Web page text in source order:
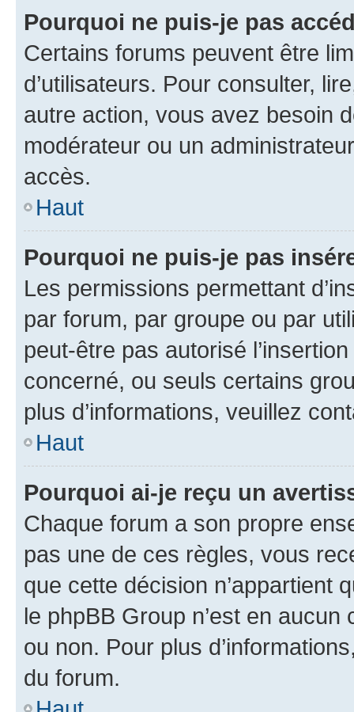
Pourquoi ne puis-je pas
Certains forums peuvent être
d’utilisateurs. Pour consulter,
autre action, vous avez besoin
modérateur ou un
accès.
Haut
Pourquoi ne puis-je pas
Les permissions permettant
par forum, par groupe ou par
peut-être pas autorisé
concerné, ou seuls certains
plus d’informations, veuillez
Haut
Pourquoi ai-je reçu un
Chaque forum a son propre
pas une de ces règles, vous
que cette décision n’appartient
le phpBB Group n’est en
ou non. Pour plus
du forum.